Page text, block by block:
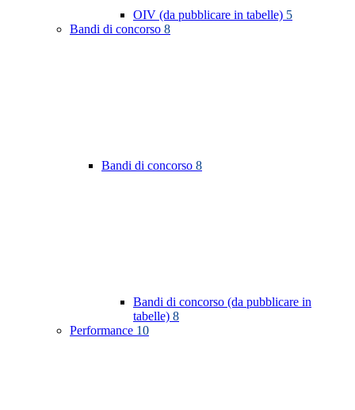
OIV (da pubblicare in tabelle) 5
Bandi di concorso 8
Bandi di concorso 8
Bandi di concorso (da pubblicare in
tabelle) 8
Performance 10